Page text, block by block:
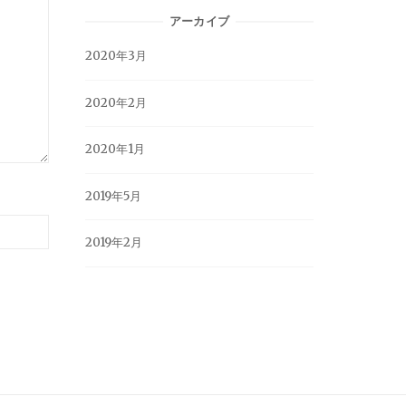
アーカイブ
2020年3月
2020年2月
2020年1月
2019年5月
2019年2月